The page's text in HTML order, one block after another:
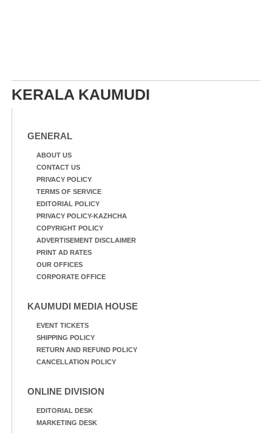
KERALA KAUMUDI
GENERAL
ABOUT US
CONTACT US
PRIVACY POLICY
TERMS OF SERVICE
EDITORIAL POLICY
PRIVACY POLICY-KAZHCHA
COPYRIGHT POLICY
ADVERTISEMENT DISCLAIMER
PRINT AD RATES
OUR OFFICES
CORPORATE OFFICE
KAUMUDI MEDIA HOUSE
EVENT TICKETS
SHIPPING POLICY
RETURN AND REFUND POLICY
CANCELLATION POLICY
ONLINE DIVISION
EDITORIAL DESK
MARKETING DESK